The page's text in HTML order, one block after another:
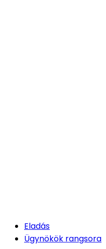
Eladás
Ügynökök rangsora